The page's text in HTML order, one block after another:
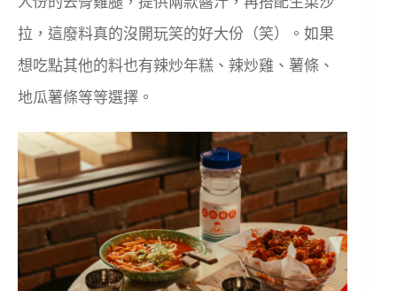
拉，這廢料真的沒開玩笑的好大份（笑）。如果
想吃點其他的料也有辣炒年糕、辣炒雞、薯條、
地瓜薯條等等選擇。